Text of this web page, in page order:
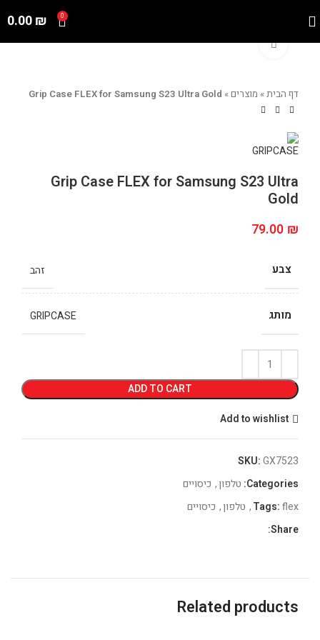
0
0.00₪
Click to enlarge
דף הבית» מוצרים»
Grip Case FLEX for Samsung S23 Ultra Gold
Grip Case FLEX for Samsung S23 Ultra
Gold
79.00 ₪
צבע זהב
מותג GRIPCASE
ADD TO CART
Add to wishlist
SKU:GX7523
Categories: טלפון, כיסויים
Tags:flex
, טלפון, כיסויים
Share:
Related products